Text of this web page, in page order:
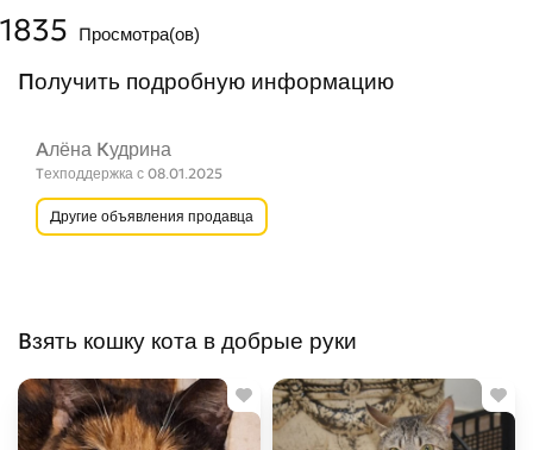
1835 Просмотра(ов)
Получить подробную информацию
Алёна Кудрина
Техподдержка с 08.01.2025
Другие объявления продавца
Взять кошку кота в добрые руки